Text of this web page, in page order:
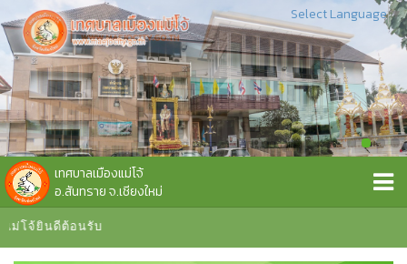
เทศบาลเมืองแม่โจ้
อ.สันทราย จ.เชียงใหม่
จ้ยินดีต้อนรับ
Select Language▼